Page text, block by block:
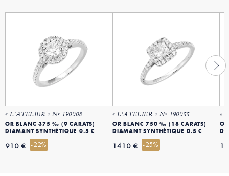
« L'ATELIER » Nº 190008
OR BLANC 375 ‰ (9 CARATS)
DIAMANT SYNTHÉTIQUE 0.5 C
910 € -22%
« L'ATELIER » Nº 190055
OR BLANC 750 ‰ (18 CARATS)
DIAMANT SYNTHÉTIQUE 0.5 C
1410 € -25%
«